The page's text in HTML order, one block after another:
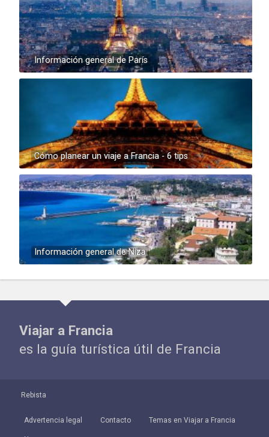
Información general de París
Cómo planear un viaje a Francia - 6 tips
Información general de Niza
Viajar a Francia
es la guía turística útil de Francia
Rebista
Advertencia legal Contacto Temas en Viajar a Francia